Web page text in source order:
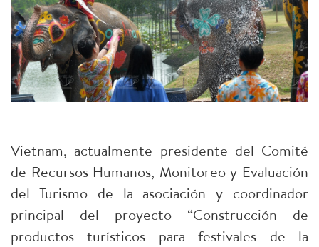
Vietnam, actualmente presidente del Comité
de Recursos Humanos, Monitoreo y Evaluación
del Turismo de la asociación y coordinador
principal del proyecto “Construcción de
productos turísticos para festivales de la